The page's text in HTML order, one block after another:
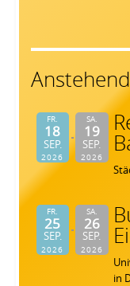
FR.
18
SEP.
2026
SA.
19
SEP.
2026
FR.
25
SEP.
2026
SA.
26
SEP.
2026
in